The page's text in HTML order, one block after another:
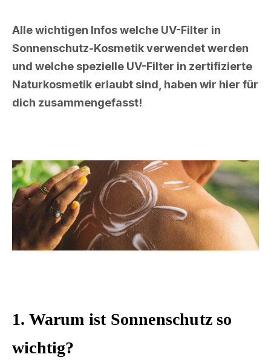
Alle wichtigen Infos welche UV-Filter in
Sonnenschutz-Kosmetik verwendet werden
und welche spezielle UV-Filter in zertifizierte
Naturkosmetik erlaubt sind, haben wir hier für
dich zusammengefasst!
1. Warum ist Sonnenschutz so
wichtig?